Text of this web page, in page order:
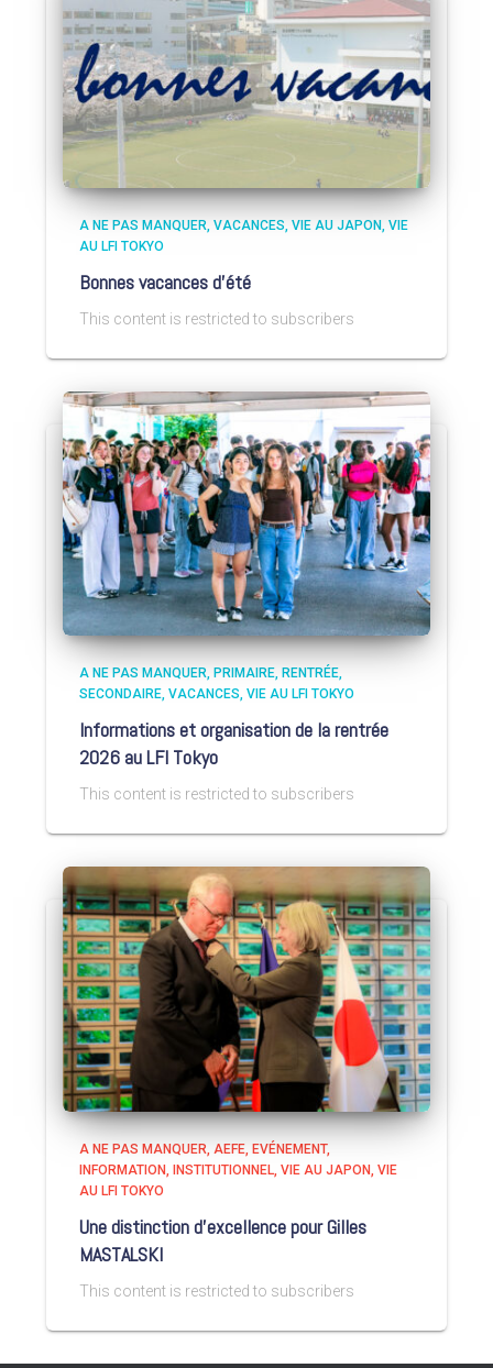
A NE PAS MANQUER VACANCES VIE AU JAPON VIE
AU LFI TOKYO
Bonnes vacances d’été
This content is restricted to subscribers
A NE PAS MANQUER PRIMAIRE RENTRÉE
SECONDAIRE VACANCES VIE AU LFI TOKYO
Informations et organisation de la rentrée
2026 au LFI Tokyo
This content is restricted to subscribers
A NE PAS MANQUER AEFE EVÉNEMENT
INFORMATION
INSTITUTIONNEL VIE AU JAPON VIE
AU LFI TOKYO
Une distinction d’excellence pour Gilles
MASTALSKI
This content is restricted to subscribers